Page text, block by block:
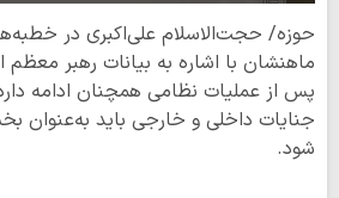
حوزه/ حجت‌الاسلام علی‌اکبری در
ماهنشان با اشاره به بیانات رهبر معظم
پس از عملیات نظامی همچنان ادامه
جنایات داخلی و خارجی باید به‌عنوان
شود.